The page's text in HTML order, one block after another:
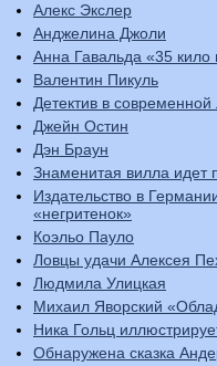
Алекс Экслер
Анджелина Джоли
Анна Гавальда «35
Валентин Пикуль
Детектив в
Джейн Остин
Дэн Браун
Знаменитая вилла идет
Издательство в
«негритенок»
Коэльо Пауло
Ловцы удачи Алексея
Людмила Улицкая
Михаил Яворский
Ника Гольц
Обнаружена сказка